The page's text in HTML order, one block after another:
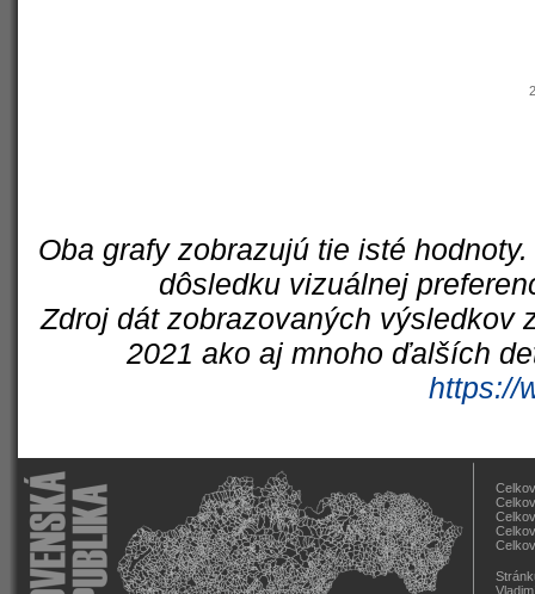
Oba grafy zobrazujú tie isté
dôsledku vizuálnej
Zdroj dát zobrazovaných výsledkov
2021 ako aj mnoho ďalších
https://